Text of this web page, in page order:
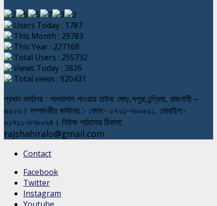
Users Today : 1787
This Month : 29783
This Year : 227168
Total Users : 255732
Views Today : 3826
Total views : 920431
প্রধান কার্যালয় : শালবাগান পাওয়ার হাউজ মোড়,সপুরা,চন্দ্রিমা, রাজশাহী –
৬২০৩। সম্পাদকীয় কার্যালয় :- ফোন:- ০৭২১-৭৬০৬২১, মোবাইল:-
০১৭১১-৩৭৮০৯৪। নিউজ পাঠানোর ঠিকানা:
rajshahiralo@gmail.com
Contact
Facebook
Twitter
Instagram